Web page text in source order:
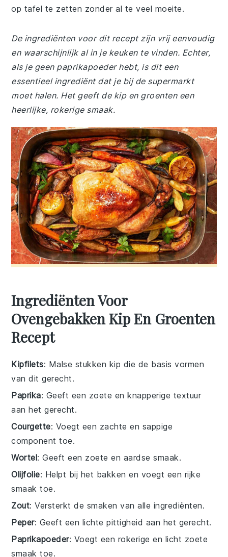
op tafel te zetten zonder al te veel moeite.
De ingrediënten voor dit recept zijn vrij eenvoudig
en waarschijnlijk al in je keuken te vinden. Echter,
als je geen paprikapoeder hebt, is dit een
essentieel ingrediënt dat je bij de supermarkt
moet halen. Het geeft de kip en groenten een
heerlijke, rokerige smaak.
Ingrediënten Voor
Ovengebakken Kip En Groenten
Recept
Kipfilets: Malse stukken kip die de basis vormen
van dit gerecht.
Paprika: Geeft een zoete en knapperige textuur
aan het gerecht.
Courgette: Voegt een zachte en sappige
component toe.
Wortel: Geeft een zoete en aardse smaak.
Olijfolie: Helpt bij het bakken en voegt een rijke
smaak toe.
Zout: Versterkt de smaken van alle ingrediënten.
Peper: Geeft een lichte pittigheid aan het gerecht.
Paprikapoeder: Voegt een rokerige en licht zoete
smaak toe.